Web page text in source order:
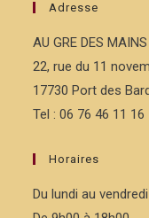
Adresse
AU GRE DES MAINS
22, rue du 11
17730 Port des
Tel : 06 76 46 11 16
Horaires
Du lundi au vendredi